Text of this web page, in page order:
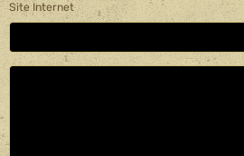
Site Internet